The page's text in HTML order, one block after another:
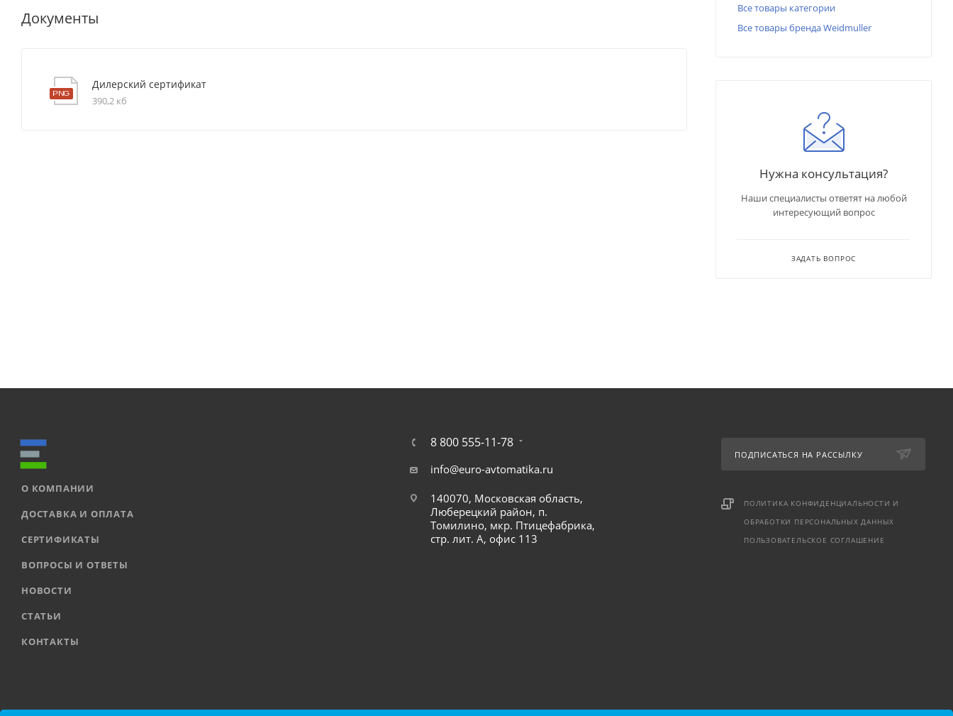
Документы
Дилерский сертификат
390,2 кб
Все товары категории
Все товары бренда Weidmuller
Нужна консультация?
Наши специалисты ответят на любой
интересующий вопрос
ЗАДАТЬ ВОПРОС
О КОМПАНИИ
ДОСТАВКА И ОПЛАТА
СЕРТИФИКАТЫ
ВОПРОСЫ И ОТВЕТЫ
НОВОСТИ
СТАТЬИ
КОНТАКТЫ
8 800 555-11-78
info@euro-avtomatika.ru
140070, Московская область,
Люберецкий район, п.
Томилино, мкр. Птицефабрика,
стр. лит. А, офис 113
ПОДПИСАТЬСЯ НА РАССЫЛКУ
ПОЛИТИКА КОНФИДЕНЦИАЛЬНОСТИ И
ОБРАБОТКИ ПЕРСОНАЛЬНЫХ ДАННЫХ
ПОЛЬЗОВАТЕЛЬСКОЕ СОГЛАШЕНИЕ